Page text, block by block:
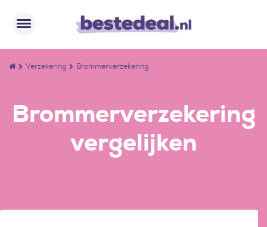
Verzekering Brommerverzekering
Brommerverzekering
vergelijken